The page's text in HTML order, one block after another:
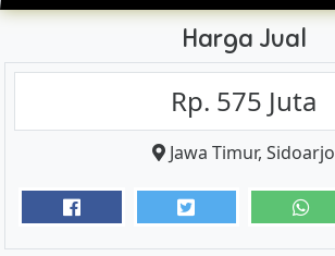
Harga Jual
Rp. 575 Juta
Jawa Timur, Sidoarjo